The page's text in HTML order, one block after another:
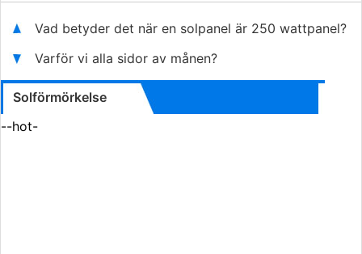
Vad betyder det när en solpanel är 250 wattpanel?
Varför vi alla sidor av månen?
Solförmörkelse
--hot-